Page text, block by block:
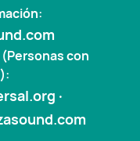
con
·